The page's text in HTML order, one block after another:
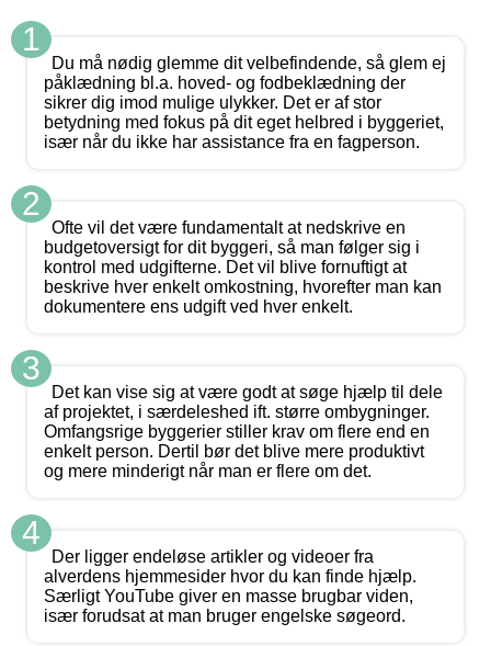
1
Du må nødig glemme dit velbefindende, så glem ej
påklædning bl.a. hoved- og fodbeklædning der
sikrer dig imod mulige ulykker. Det er af stor
betydning med fokus på dit eget helbred i byggeriet,
især når du ikke har assistance fra en fagperson.
2
Ofte vil det være fundamentalt at nedskrive en
budgetoversigt for dit byggeri, så man følger sig i
kontrol med udgifterne. Det vil blive fornuftigt at
beskrive hver enkelt omkostning, hvorefter man kan
dokumentere ens udgift ved hver enkelt.
3
Det kan vise sig at være godt at søge hjælp til dele
af projektet, i særdeleshed ift. større ombygninger.
Omfangsrige byggerier stiller krav om flere end en
enkelt person. Dertil bør det blive mere produktivt
og mere minderigt når man er flere om det.
4
Der ligger endeløse artikler og videoer fra
alverdens hjemmesider hvor du kan finde hjælp.
Særligt YouTube giver en masse brugbar viden,
især forudsat at man bruger engelske søgeord.